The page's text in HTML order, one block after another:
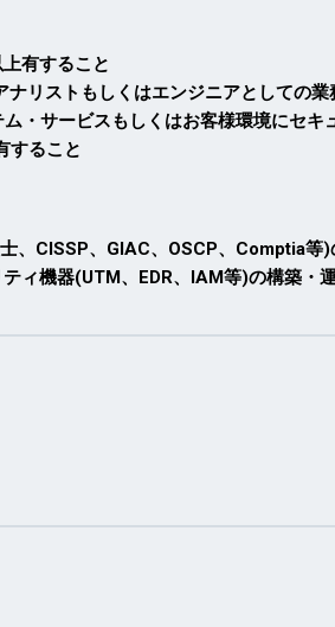
有すること
ナリストもしくはエンジニアとしての
・サービスもしくはお客様環境にセ
すること
、CISSP、GIAC、OSCP、Comptia等
ィ機器(UTM、EDR、IAM等)の構築